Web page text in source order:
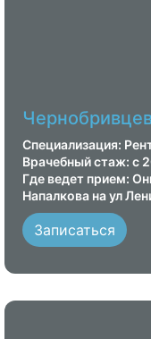
Специализация:
Врачебный стаж: с
Где ведет прием:
Напалкова на ул
Записаться